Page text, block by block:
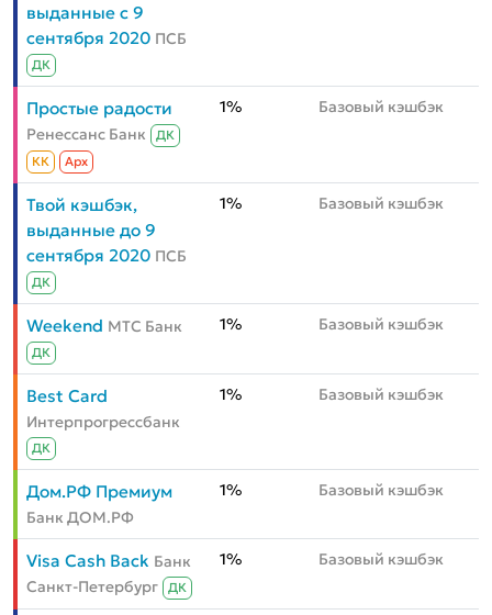
выданные с 9
сентября 2020 ПСБ
ДК
Простые радости
Ренессанс Банк
ДК
КК
Aрх
1% Базовый кэшбэк
Твой кэшбэк,
выданные до 9
сентября 2020 ПСБ
ДК
1% Базовый кэшбэк
Weekend МТС Банк
ДК
1% Базовый кэшбэк
Best Card
Интерпрогрессбанк
ДК
1% Базовый кэшбэк
Дом.РФ Премиум
Банк ДОМ.РФ
1% Базовый кэшбэк
Visa Cash Back Банк
Санкт-Петербург
ДК
1% Базовый кэшбэк